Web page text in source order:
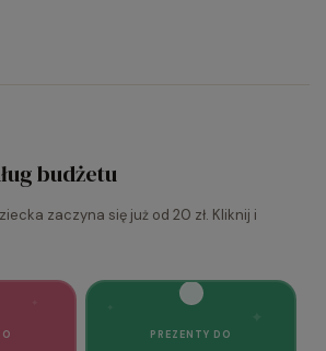
budżetu
zaczyna się już od 20 zł. Kliknij i
✦
PREZENTY DO